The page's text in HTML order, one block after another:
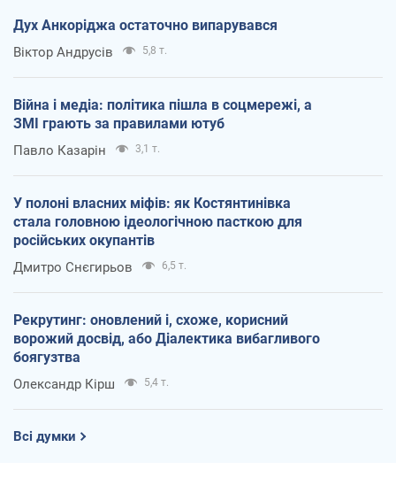
Дух Анкоріджа остаточно випарувався
Віктор Андрусів 5,8 т.
Війна і медіа: політика пішла в соцмережі, а
ЗМІ грають за правилами ютуб
Павло Казарін 3,1 т.
У полоні власних міфів: як Костянтинівка
стала головною ідеологічною пасткою для
російських окупантів
Дмитро Снєгирьов 6,5 т.
Рекрутинг: оновлений і, схоже, корисний
ворожий досвід, або Діалектика вибагливого
боягузтва
Олександр Кірш 5,4 т.
Всі думки